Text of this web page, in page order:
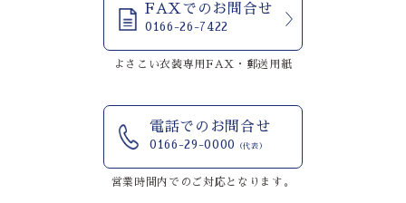
FAXでのお問合せ
0166-26-7422
よさこい衣装専用FAX・郵送用紙
電話でのお問合せ
0166-29-0000 （代表）
営業時間内でのご対応となります。